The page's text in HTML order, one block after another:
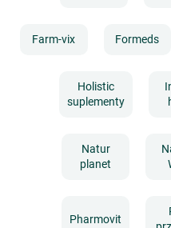
Farm-vix Formeds
Holistic
suplementy
Natur
planet
Pharmovit